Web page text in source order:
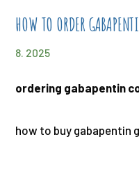
HOW TO ORDER
8. 2025
ordering gabapentin
how to buy gabapentin